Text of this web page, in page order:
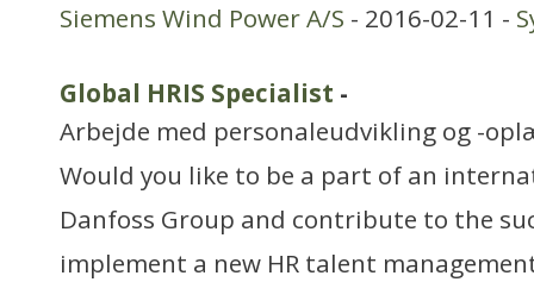
Siemens Wind Power A/S - 2016-02-11 -
Global HRIS Specialist -
Arbejde med personaleudvikling og -
Would you like to be a part of an
Danfoss Group and contribute to the
implement a new HR talent